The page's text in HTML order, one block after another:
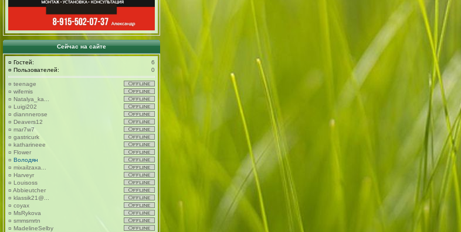
Сейчас на сайте
¤ Гостей:
6
¤ Пользователей: 0
¤ teenage
¤ wifemis
¤ Natalya_ka...
¤ Luigi202
¤ diannnerose
¤ Deavers12
¤ mar7w7
¤ gastricurk
¤ katharineee
¤ Flower
¤ Володян
¤ mixailzaxa...
¤ Harveyr
¤ Louisoss
¤ Abbieutcher
¤ klassik21@...
¤ coyax
¤ MsRykova
¤ smmsmrtn
¤ MadelineSelby